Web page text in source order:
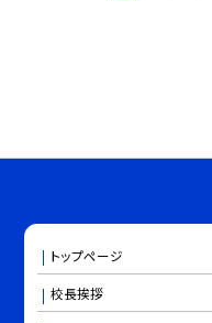
トップページ
校長挨拶